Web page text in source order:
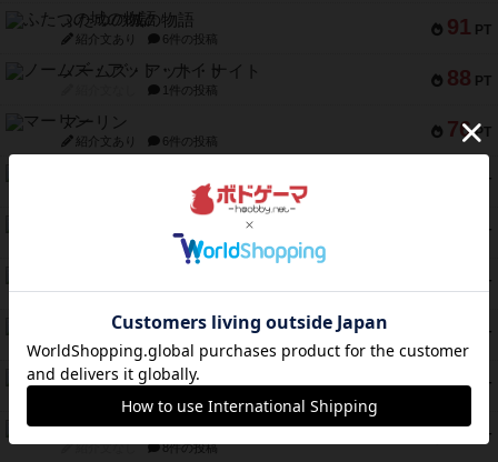
91 PT
ふたつの城の物語
紹介文あり 6件の投稿
88 PT
ノームズ・アット・ナイト
1件の投稿
76 PT
マーリン
紹介文あり 6件の投稿
PT
2件の投稿
PT
トランスオリエント・エクスプレス
1件の投稿
PT
紹介文あり 1件の投稿
PT
キャプテン・フリップ：イスラ・ボンバ
紹介文なし 2件の投稿
46 PT
ガルフストライク
PT
エコーズ・オブ・タイム
紹介文なし 8件の投稿